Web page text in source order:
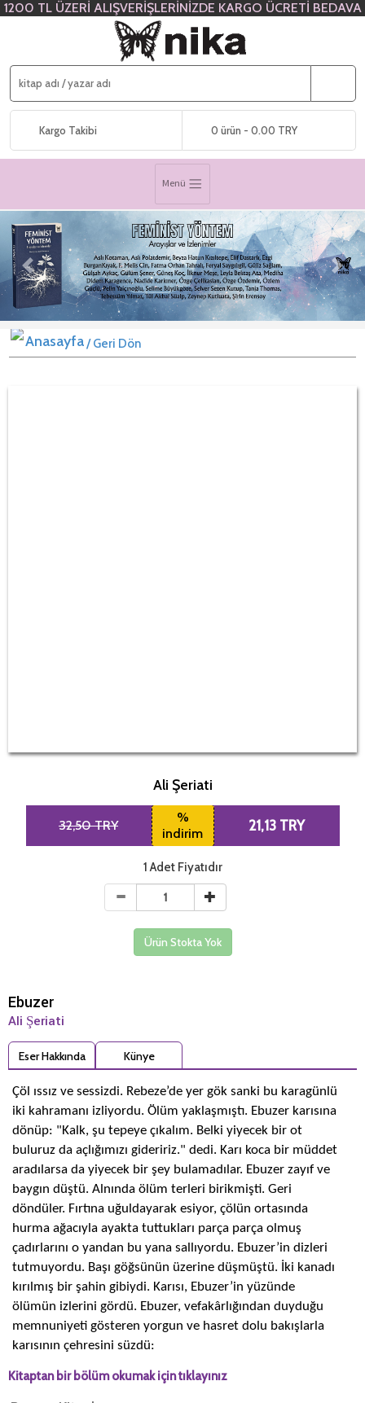
1200 TL ÜZERİ ALIŞVERİŞLERİNİZDE KARGO ÜCRETİ BEDAVA
Kargo Takibi 0 ürün - 0.00 TRY
Menü
Previous Next
/ Geri Dön
Ali Şeriati
32,50 TRY
%
indirim
21,13 TRY
1 Adet Fiyatıdır
Ürün Stokta Yok
Ebuzer
Ali Şeriati
Eser Hakkında Künye
Çöl ıssız ve sessizdi. Rebeze’de yer gök sanki bu karagünlü
iki kahramanı izliyordu. Ölüm yaklaşmıştı. Ebuzer karısına
dönüp: "Kalk, şu tepeye çıkalım. Belki yiyecek bir ot
buluruz da açlığımızı gideririz." dedi. Karı koca bir müddet
aradılarsa da yiyecek bir şey bulamadılar. Ebuzer zayıf ve
baygın düştü. Alnında ölüm terleri birikmişti. Geri
döndüler. Fırtına uğuldayarak esiyor, çölün ortasında
hurma ağacıyla ayakta tuttukları parça parça olmuş
çadırlarını o yandan bu yana sallıyordu. Ebuzer’in dizleri
tutmuyordu. Başı göğsünün üzerine düşmüştü. İki kanadı
kırılmış bir şahin gibiydi. Karısı, Ebuzer’in yüzünde
ölümün izlerini gördü. Ebuzer, vefakârlığından duyduğu
memnuniyeti gösteren yorgun ve hasret dolu bakışlarla
karısının çehresini süzdü:
Kitaptan bir bölüm okumak için tıklayınız